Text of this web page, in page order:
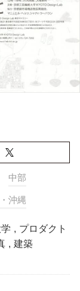
中部
沖縄
, プロダクト
, 建築